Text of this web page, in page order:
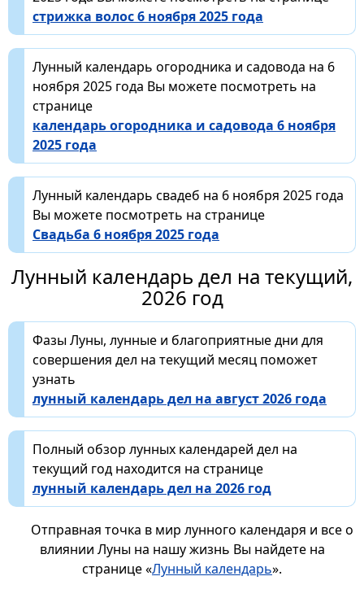
стрижка волос 6 ноября 2025 года
Лунный календарь огородника и садовода на 6
ноября 2025 года Вы можете посмотреть на
странице
календарь огородника и садовода 6 ноября
2025 года
Лунный календарь свадеб на 6 ноября 2025 года
Вы можете посмотреть на странице
Свадьба 6 ноября 2025 года
Лунный календарь дел на текущий,
2026 год
Фазы Луны, лунные и благоприятные дни для
совершения дел на текущий месяц поможет
узнать
лунный календарь дел на август 2026 года
Полный обзор лунных календарей дел на
текущий год находится на странице
лунный календарь дел на 2026 год
Отправная точка в мир лунного календаря и все о
влиянии Луны на нашу жизнь Вы найдете на
странице «Лунный календарь».